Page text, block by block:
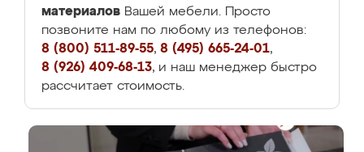
материалов Вашей мебели. Просто
позвоните нам по любому из телефонов:
8 (800) 511-89-55, 8 (495) 665-24-01,
8 (926) 409-68-13, и наш менеджер быстро
рассчитает стоимость.